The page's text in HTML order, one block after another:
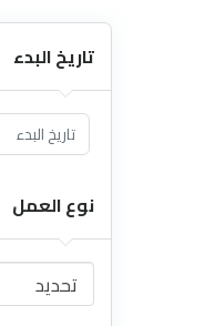
تاريخ البدء
نوع العمل
تحديد